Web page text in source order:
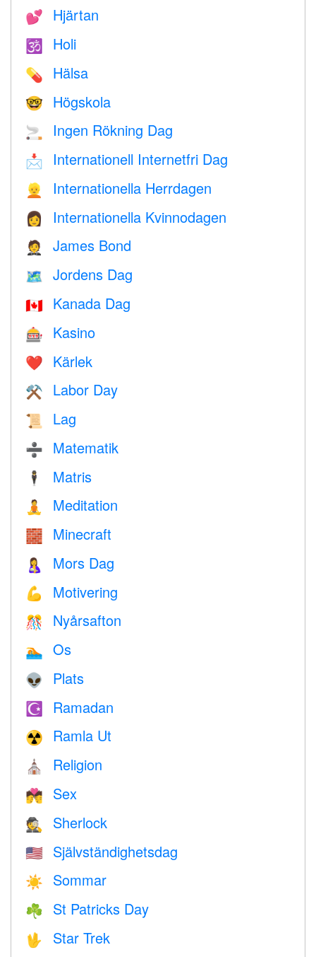
💕 Hjärtan
🕉 Holi
💊 Hälsa
🤓 Högskola
🚬 Ingen Rökning Dag
📩 Internationell Internetfri Dag
👱 Internationella Herrdagen
👩 Internationella Kvinnodagen
🤵 James Bond
🗺️ Jordens Dag
🇨🇦 Kanada Dag
🎰 Kasino
❤️️ Kärlek
⚒️ Labor Day
📜 Lag
➗ Matematik
🕴️ Matris
🧘 Meditation
🧱 Minecraft
🤱 Mors Dag
💪 Motivering
🎊 Nyårsafton
🏊 Os
👽 Plats
☪️ Ramadan
☢️ Ramla Ut
⛪️ Religion
💏 Sex
🕵️ Sherlock
🇺🇸 Självständighetsdag
☀️ Sommar
☘️ St Patricks Day
🖖 Star Trek